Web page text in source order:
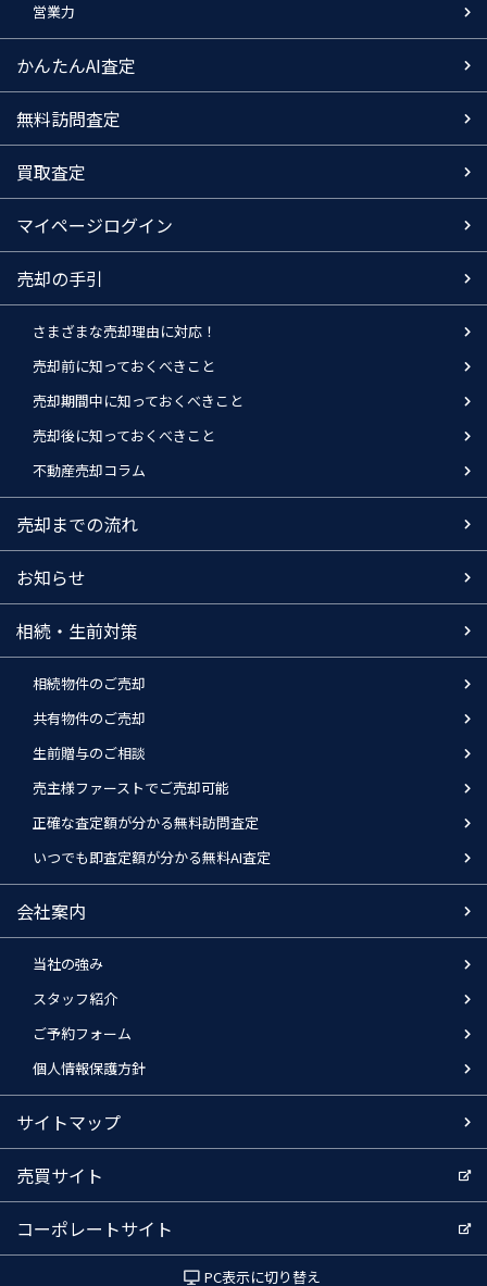
営業力
かんたんAI査定
無料訪問査定
買取査定
マイページログイン
売却の手引
さまざまな売却理由に対応！
売却前に知っておくべきこと
売却期間中に知っておくべきこと
売却後に知っておくべきこと
不動産売却コラム
売却までの流れ
お知らせ
相続・生前対策
相続物件のご売却
共有物件のご売却
生前贈与のご相談
売主様ファーストでご売却可能
正確な査定額が分かる無料訪問査定
いつでも即査定額が分かる無料AI査定
会社案内
当社の強み
スタッフ紹介
ご予約フォーム
個人情報保護方針
サイトマップ
売買サイト
コーポレートサイト
PC表示に切り替え